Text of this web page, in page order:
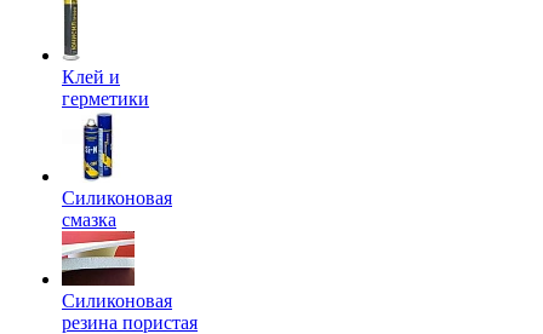
Клей и
герметики
Силиконовая
смазка
Силиконовая
резина пористая